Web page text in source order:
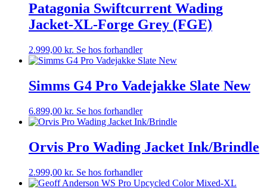
Patagonia Swiftcurrent Wading
Jacket-XL-Forge Grey (FGE)
2.999,00 kr. Se hos forhandler
Simms G4 Pro Vadejakke Slate New
6.899,00 kr. Se hos forhandler
Orvis Pro Wading Jacket Ink/Brindle
2.999,00 kr. Se hos forhandler